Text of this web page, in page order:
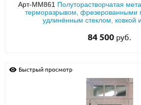
Арт-ММ861 Полуторастворчатая
терморазрывом, фрезерованными
удлинённым стеклом, ковкой
84 500 руб.
Быстрый просмотр